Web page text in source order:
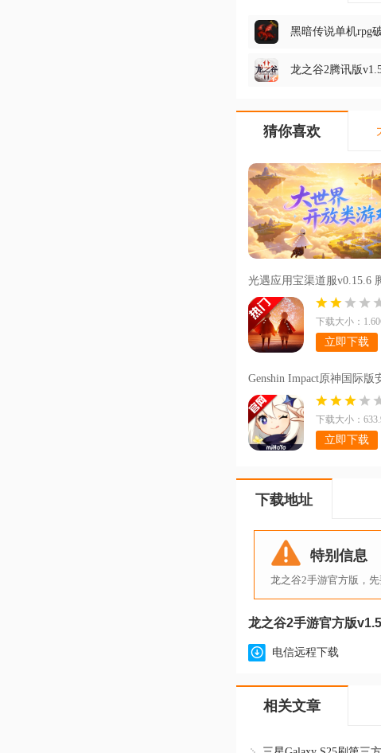
黑暗传说单机rpg
龙之谷2腾讯版
猜你喜欢
光遇应用宝渠道服v0.15.6
下载大小：
立即下载
Genshin Impact原神国际版
v6.5.1_43295958_43466102
下载大小：
立即下载
下载地址
特别信息
龙之谷2手游官方版，
龙之谷2手游官方版
电信远程下载
相关文章